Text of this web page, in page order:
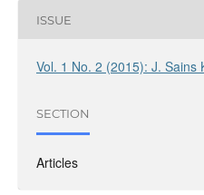
ISSUE
Vol. 1 No. 2 (2015): J. Sains
SECTION
Articles